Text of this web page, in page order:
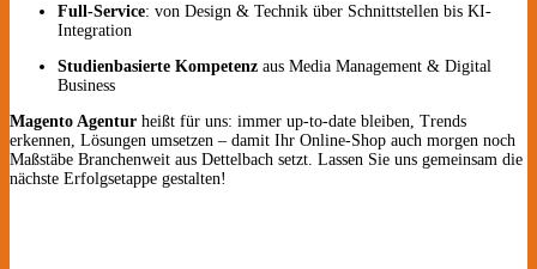
Full-Service: von Design & Technik über Schnittstellen bis KI-
Integration
Studienbasierte Kompetenz aus Media Management & Digital
Business
Magento Agentur heißt für uns: immer up-to-date bleiben, Trends
erkennen, Lösungen umsetzen – damit Ihr Online-Shop auch morgen noch
Maßstäbe Branchenweit aus Dettelbach setzt. Lassen Sie uns gemeinsam die
nächste Erfolgsetappe gestalten!